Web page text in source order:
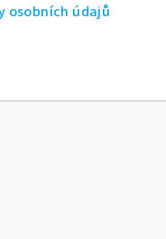
osobních údajů